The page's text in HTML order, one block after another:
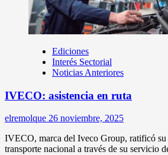
Ediciones
Interés Sectorial
Noticias Anteriores
IVECO: asistencia en ruta
elremolque 26 noviembre, 2025
IVECO, marca del Iveco Group, ratificó su
transporte nacional a través de su servicio